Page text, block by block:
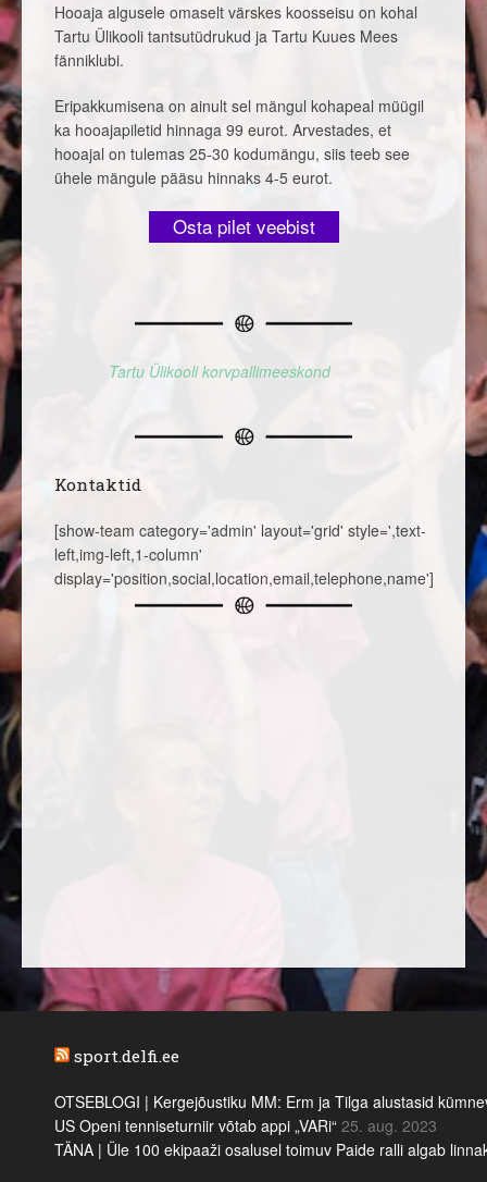
Hooaja algusele omaselt värskes koosseisu on kohal
Tartu Ülikooli tantsutüdrukud ja Tartu Kuues Mees
fänniklubi.
Eripakkumisena on ainult sel mängul kohapeal müügil
ka hooajapiletid hinnaga 99 eurot. Arvestades, et
hooajal on tulemas 25-30 kodumängu, siis teeb see
ühele mängule pääsu hinnaks 4-5 eurot.
Osta pilet veebist
Tartu Ülikooli korvpallimeeskond
Kontaktid
[show-team category='admin' layout='grid' style=',text-
left,img-left,1-column'
display='position,social,location,email,telephone,name']
sport.delfi.ee
OTSEBLOGI | Kergejõustiku MM: Erm ja Tilga alustasid
US Openi tenniseturniir võtab appi „VARi“ 25. aug. 2023
TÄNA | Üle 100 ekipaaži osalusel toimuv Paide ralli algab